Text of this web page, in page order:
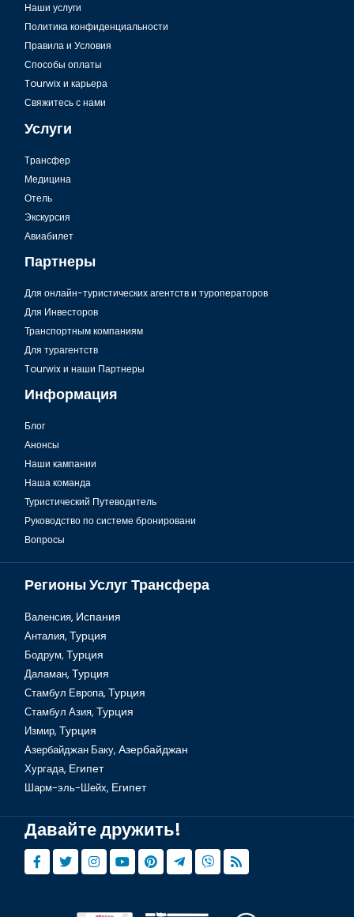
Не возможно насытиться вкусом Азербайджанской Долмы
Наши услуги
Политика конфиденциальности
Правила и Условия
Способы оплаты
Tourwix и карьера
Свяжитесь с нами
Услуги
Tрансфер
Медицина
Отель
Экскурсия
Авиабилет
Партнеры
Для онлайн-туристических агентств и туроператоров
Для Инвесторов
Транспортным компаниям
Для турагентств
Tourwix и наши Партнеры
Информация
Блог
Анонсы
Наши кампании
Наша команда
Туристический Путеводитель
Руководство по системе бронировани
Вопросы
Регионы Услуг Трансфера
Валенсия, Испания
Анталия, Турция
Бодрум, Турция
Даламан, Турция
Стамбул Европа, Турция
Стамбул Азия, Турция
Измир, Турция
Азербайджан Баку, Азербайджан
Хургада, Египет
Шарм-эль-Шейх, Египет
Давайте дружить!